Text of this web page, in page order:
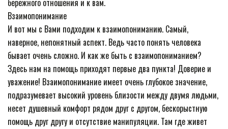
бережного отношения и к вам.
Взаимопонимание
И вот мы с Вами подходим к взаимопониманию. Самый,
наверное, непонятный аспект. Ведь часто понять человека
бывает очень сложно. И как же быть с взаимопониманием?
Здесь нам на помощь приходят первые два пункта! Доверие и
уважение! Взаимопонимание имеет очень глубокое значение,
подразумевает высокий уровень близости между двумя людьми,
несет душевный комфорт рядом друг с другом, бескорыстную
помощь друг другу и отсутствие манипуляции. Там где живет